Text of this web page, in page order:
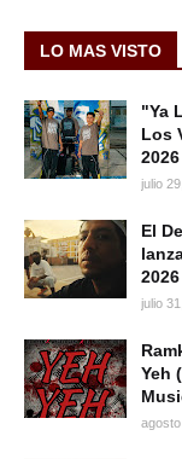
LO MAS VISTO
"Ya
Los
2026
julio
El
2026
julio
Yeh